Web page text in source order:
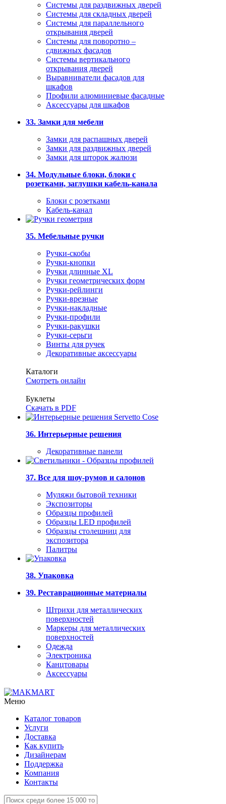
Системы для раздвижных дверей
Системы для складных дверей
Системы для параллельного
открывания дверей
Системы для поворотно –
сдвижных фасадов
Системы вертикального
открывания дверей
Выравниватели фасадов для
шкафов
Профили алюминиевые фасадные
Аксессуары для шкафов
33. Замки для мебели
Замки для распашных дверей
Замки для раздвижных дверей
Замки для шторок жалюзи
34. Модульные блоки, блоки с
розетками, заглушки кабель-канала
Блоки с розетками
Кабель-канал
35. Мебельные ручки
Ручки-скобы
Ручки-кнопки
Ручки длинные XL
Ручки геометрических форм
Ручки-рейлинги
Ручки-врезные
Ручки-накладные
Ручки-профили
Ручки-ракушки
Ручки-серьги
Винты для ручек
Декоративные аксессуары
Каталоги
Смотреть онлайн
Буклеты
Скачать в PDF
36. Интерьерные решения
Декоративные панели
37. Все для шоу-румов и салонов
Муляжи бытовой техники
Экспозиторы
Образцы профилей
Образцы LED профилей
Образцы столешниц для
экспозитора
Палитры
38. Упаковка
39. Реставрационные материалы
Штрихи для металлических
поверхностей
Маркеры для металлических
поверхностей
Одежда
Электроника
Канцтовары
Аксессуары
Меню
Каталог товаров
Услуги
Доставка
Как купить
Дизайнерам
Поддержка
Компания
Контакты